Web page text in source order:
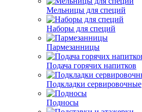
Мельницы для специй
Наборы для специй
Пармезанницы
Подача горячих напитков
Подкладки сервировочные
Подносы